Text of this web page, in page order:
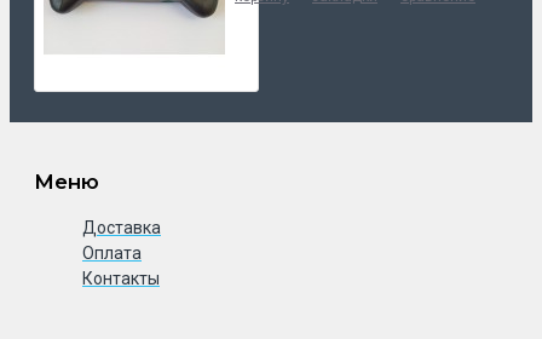
Меню
Доставка
Оплата
Контакты